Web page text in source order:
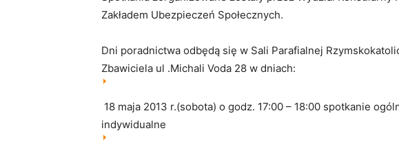
Zakładem Ubezpieczeń Społecznych.
Dni poradnictwa odbędą się w Sali Parafialnej
Zbawiciela ul .Michali Voda 28 w dniach:
18 maja 2013 r.(sobota) o godz. 17:00 – 18:00 spotkanie
indywidualne